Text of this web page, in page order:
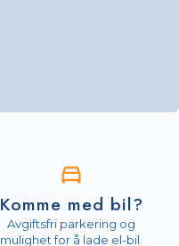
Komme med bil?
Avgiftsfri parkering og
mulighet for å lade el-bil.